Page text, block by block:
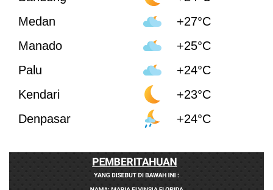
Medan
+27°C
Manado
+25°C
Palu
+24°C
Kendari
+23°C
Denpasar
+24°C